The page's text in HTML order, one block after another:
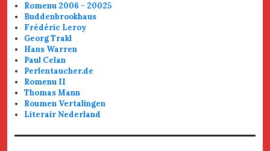
Romenu 2006 - 20025
Buddenbrookhaus
Frédéric Leroy
Georg Trakl
Hans Warren
Paul Celan
Perlentaucher.de
Romenu II
Thomas Mann
Roumen Vertalingen
Literair Nederland